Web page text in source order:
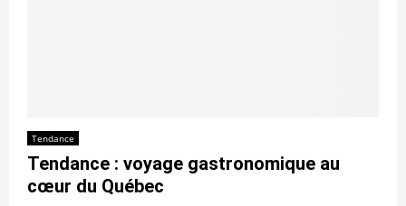
Tendance
Tendance : voyage gastronomique au
cœur du Québec